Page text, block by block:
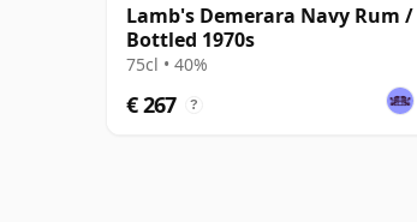
Lamb's Demerara Navy Rum /
Bottled 1970s
75cl • 40%
€ 267 ?